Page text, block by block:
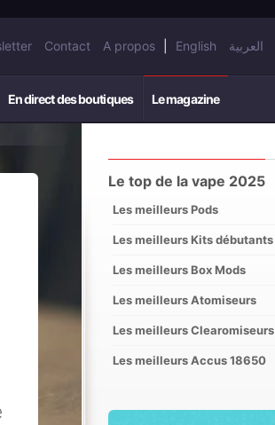
Contact A propos English العربية
En direct des boutiques Le magazine
Le top de la vape 2025
Les meilleurs Pods
Les meilleurs Kits débutants
Les meilleurs Box Mods
Les meilleurs Atomiseurs
Les meilleurs Clearomiseurs
Les meilleurs Accus 18650